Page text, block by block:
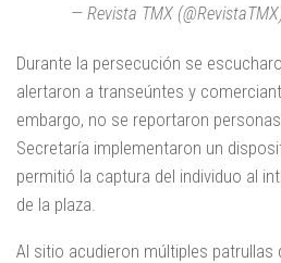
— Revista TMX
Durante la persecución se
alertaron a transeúntes y
embargo, no se reportaron
Secretaría implementaron un
permitió la captura del individuo al
de la plaza.
Al sitio acudieron múltiples patrullas